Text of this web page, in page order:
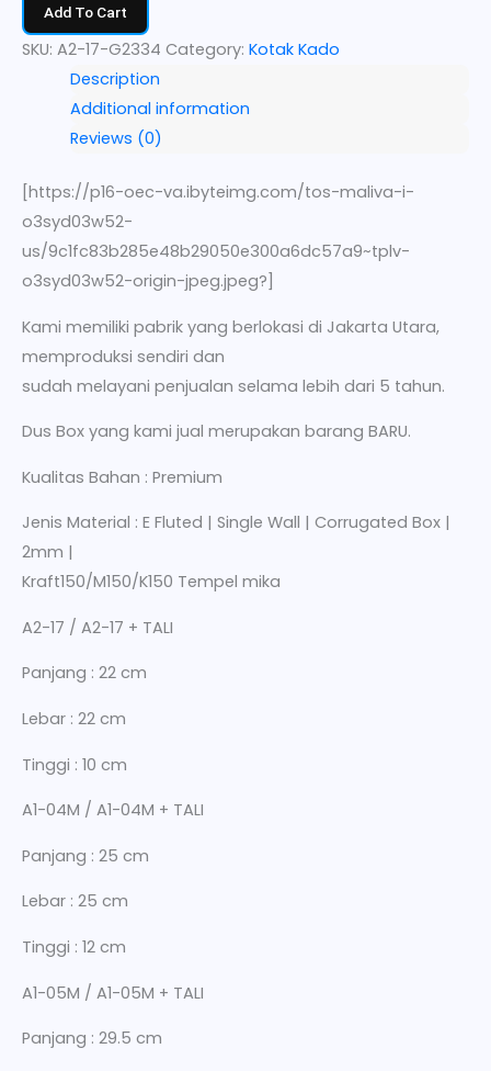
Add To Cart
SKU: A2-17-G2334 Category: Kotak Kado
Description
Additional information
Reviews (0)
[https://p16-oec-va.ibyteimg.com/tos-maliva-i-
o3syd03w52-
us/9c1fc83b285e48b29050e300a6dc57a9~tplv-
o3syd03w52-origin-jpeg.jpeg?]
Kami memiliki pabrik yang berlokasi di Jakarta Utara,
memproduksi sendiri dan
sudah melayani penjualan selama lebih dari 5 tahun.
Dus Box yang kami jual merupakan barang BARU.
Kualitas Bahan : Premium
Jenis Material : E Fluted | Single Wall | Corrugated Box |
2mm |
Kraft150/M150/K150 Tempel mika
A2-17 / A2-17 + TALI
Panjang : 22 cm
Lebar : 22 cm
Tinggi : 10 cm
A1-04M / A1-04M + TALI
Panjang : 25 cm
Lebar : 25 cm
Tinggi : 12 cm
A1-05M / A1-05M + TALI
Panjang : 29.5 cm